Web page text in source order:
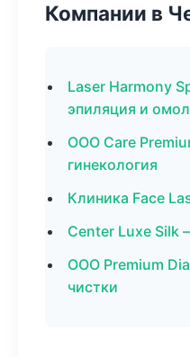
Компании в
Laser Harmony
эпиляция и
ООО Care
гинекология
Клиника Face
Center Luxe Silk
ООО Premium
чистки